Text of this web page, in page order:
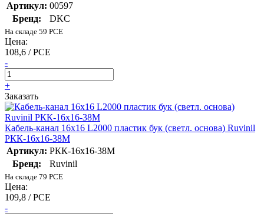
Артикул: 00597
Бренд:
DKC
На складе 59 PCE
Цена:
108,6 / PCE
-
+
Заказать
Кабель-канал 16х16 L2000 пластик бук (светл. основа) Ruvinil
РКК-16х16-38М
Артикул: РКК-16х16-38М
Бренд:
Ruvinil
На складе 79 PCE
Цена:
109,8 / PCE
-